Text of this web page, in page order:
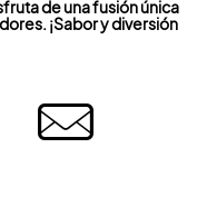
de una fusión única
¡Sabor y diversión